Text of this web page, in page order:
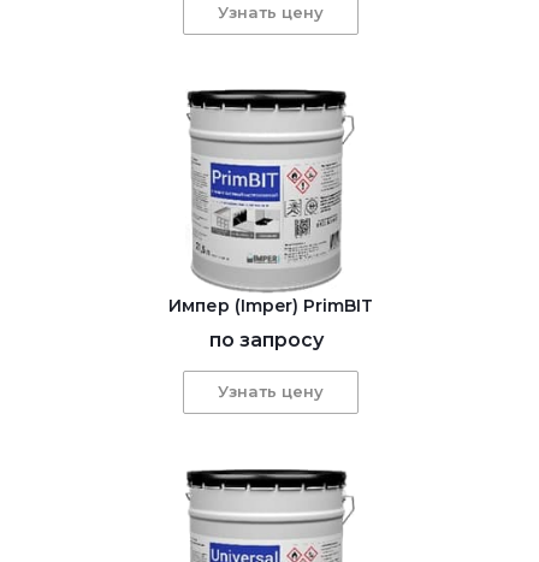
Узнать цену
Импер (Imper) PrimBIT
по запросу
Узнать цену